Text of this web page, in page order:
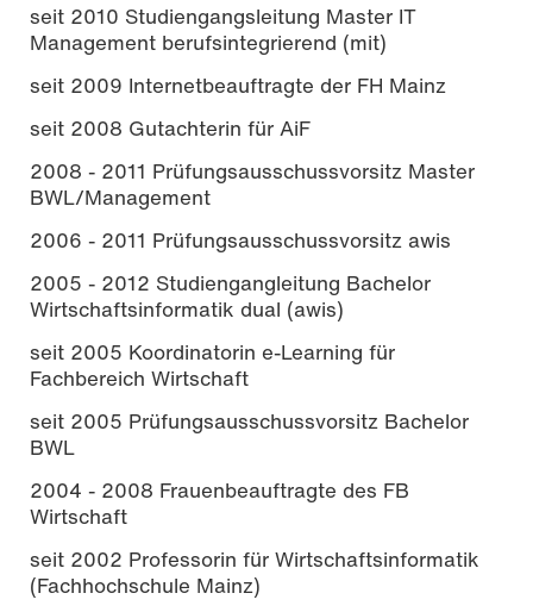
seit 2010 Studiengangsleitung Master IT
Management berufsintegrierend (mit)
seit 2009 Internetbeauftragte der FH Mainz
seit 2008 Gutachterin für AiF
2008 - 2011 Prüfungsausschussvorsitz Master
BWL/Management
2006 - 2011 Prüfungsausschussvorsitz awis
2005 - 2012 Studiengangleitung Bachelor
Wirtschaftsinformatik dual (awis)
seit 2005 Koordinatorin e-Learning für
Fachbereich Wirtschaft
seit 2005 Prüfungsausschussvorsitz Bachelor
BWL
2004 - 2008 Frauenbeauftragte des FB
Wirtschaft
seit 2002 Professorin für Wirtschaftsinformatik
(Fachhochschule Mainz)